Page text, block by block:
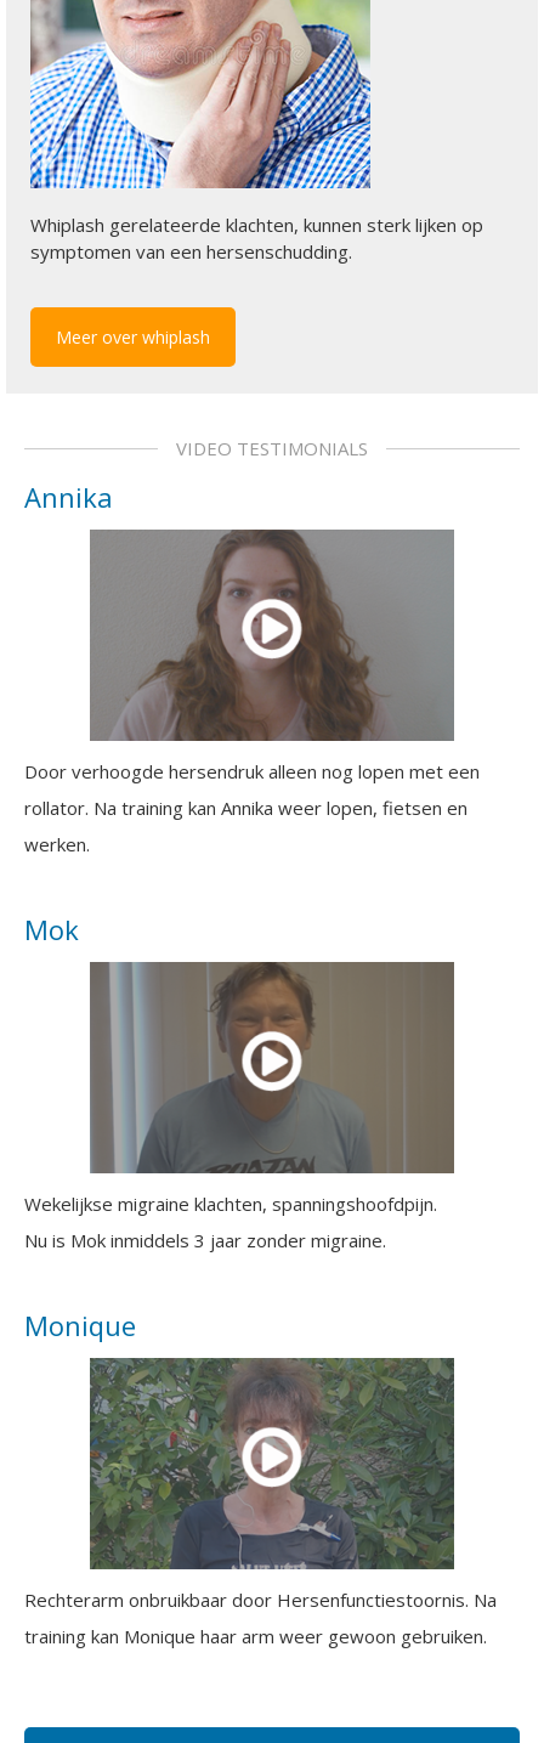
Whiplash gerelateerde klachten, kunnen sterk lijken op
symptomen van een hersenschudding.
Meer over whiplash
VIDEO TESTIMONIALS
Annika
Door verhoogde hersendruk alleen nog lopen met een
rollator. Na training kan Annika weer lopen, fietsen en
werken.
Mok
Wekelijkse migraine klachten, spanningshoofdpijn.
Nu is Mok inmiddels 3 jaar zonder migraine.
Monique
Rechterarm onbruikbaar door Hersenfunctiestoornis. Na
training kan Monique haar arm weer gewoon gebruiken.